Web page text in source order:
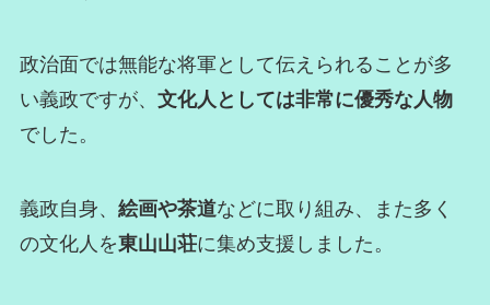
政治面では無能な将軍として伝えられることが多
い義政ですが、 文化人としては非常に優秀な人物
でした。
義政自身、 絵画や茶道などに取り組み、また多く
の文化人を東山山荘に集め支援しました。